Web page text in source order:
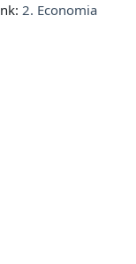
2. Economia